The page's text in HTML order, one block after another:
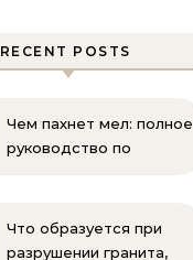
RECENT POSTS
Чем пахнет мел: полное
руководство по
Что образуется при
разрушении гранита,